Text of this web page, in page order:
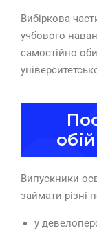
Вибіркова
учбового
самостійно
Випускники
займати різні
у